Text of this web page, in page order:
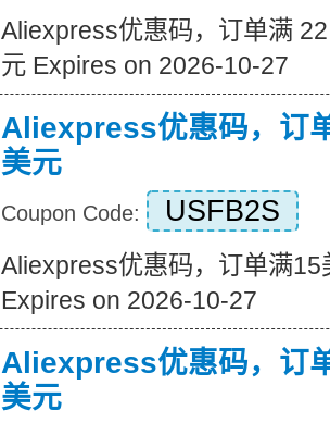
Aliexpress优惠码，订单满
元 Expires on 2026-10-27
Aliexpress优惠码，订
美元
Coupon Code: USFB2S
Aliexpress优惠码，订单满15
Expires on 2026-10-27
Aliexpress优惠码，订
美元